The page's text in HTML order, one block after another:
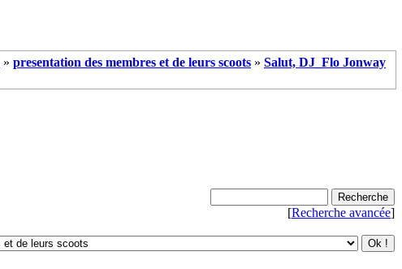
» presentation des membres et de leurs scoots » Salut, DJ_Flo Jonway
[Recherche avancée]